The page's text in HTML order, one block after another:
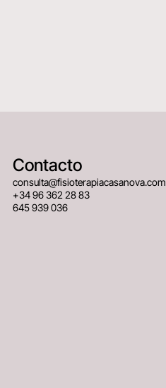
Contacto
consulta@fisioterapiacasanova.com
+34 96 362 28 83
645 939 036